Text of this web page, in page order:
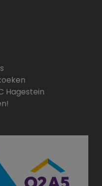
Hagestein